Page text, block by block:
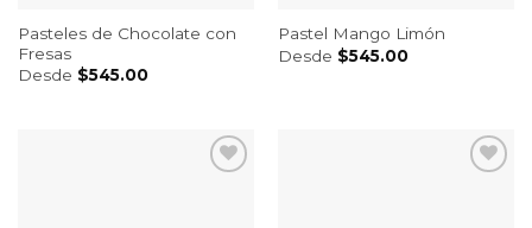
Pasteles de Chocolate con
Fresas
Desde $545.00
Pastel Mango Limón
Desde $545.00